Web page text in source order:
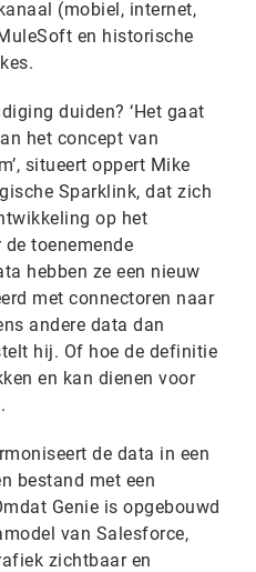
(mobiel, internet,
en historische
duiden? ‘Het gaat
het concept van
situeert oppert Mike
Sparklink, dat zich
op het
toenemende
hebben ze een nieuw
met connectoren naar
andere data dan
hij. Of hoe de definitie
en kan dienen voor
de data in een
bestand met een
Genie is opgebouwd
van Salesforce,
zichtbaar en